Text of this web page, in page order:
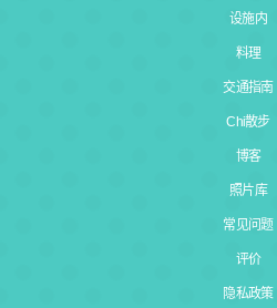
设施内
料理
交通指南
Chi散步
博客
照片库
常见问题
评价
隐私政策